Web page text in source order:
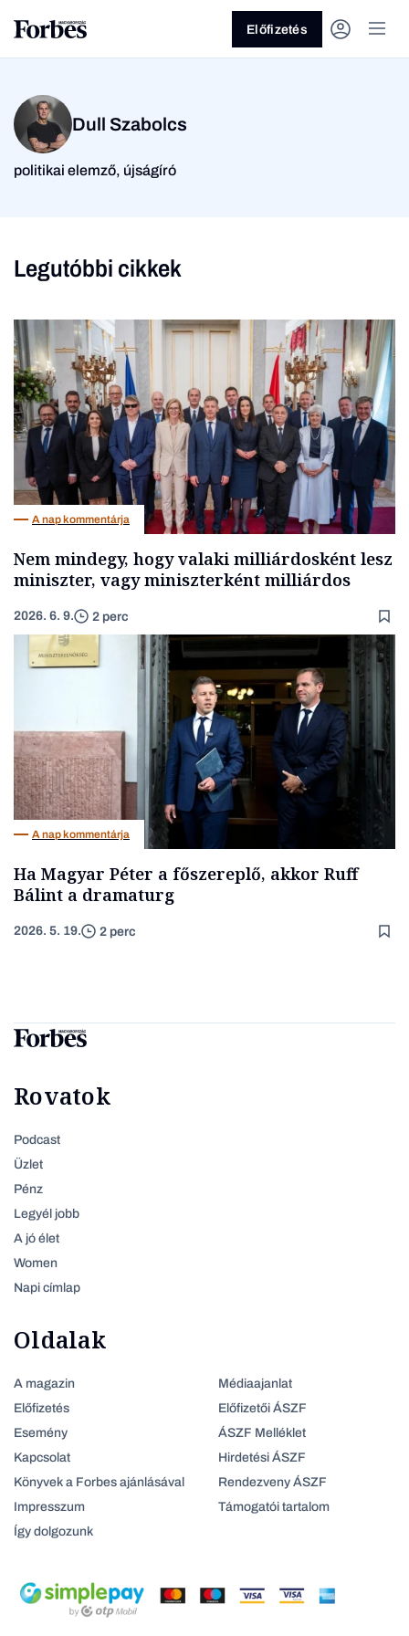
Előfizetés
Dull Szabolcs
politikai elemző, újságíró
Legutóbbi cikkek
A nap kommentárja
Nem mindegy, hogy valaki milliárdosként lesz
miniszter, vagy miniszterként milliárdos
2026. 6. 9. 2 perc
A nap kommentárja
Ha Magyar Péter a főszereplő, akkor Ruff
Bálint a dramaturg
2026. 5. 19. 2 perc
Rovatok
Podcast
Üzlet
Pénz
Legyél jobb
A jó élet
Women
Napi címlap
Oldalak
A magazin
Előfizetés
Esemény
Kapcsolat
Könyvek a Forbes ajánlásával
Impresszum
Így dolgozunk
Médiaajanlat
Előfizetői ÁSZF
ÁSZF Melléklet
Hirdetési ÁSZF
Rendezveny ÁSZF
Támogatói tartalom